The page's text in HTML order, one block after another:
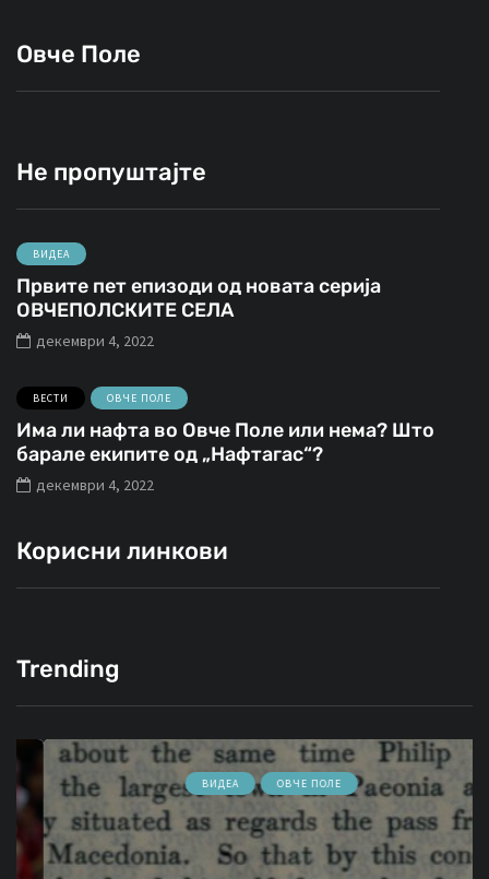
Овче Поле
Не пропуштајте
ВИДЕА
Првите пет епизоди од новата серија
ОВЧЕПОЛСКИТЕ СЕЛА
декември 4, 2022
ВЕСТИ ОВЧЕ ПОЛЕ
Има ли нафта во Овче Поле или нема? Што
барале екипите од „Нафтагас“?
декември 4, 2022
Корисни линкови
Trending
ВИДЕА ОВЧЕ ПОЛЕ